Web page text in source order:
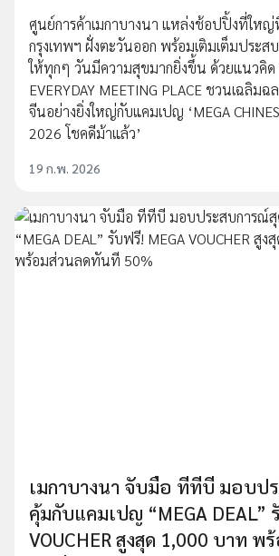
ศูนย์การค้าเมกาบางนา แหล่งช้อปปิ้งที่ให
กรุงเทพฯ ฝั่งตะวันออก พร้อมเติมเต็มประส
ให้ทุกๆ วันมีความสุขมากยิ่งขึ้น ด้วยแนวคิด
EVERYDAY MEETING PLACE ชวนเฉลิม
จีนอย่างยิ่งใหญ่กับแคมเปญ ‘MEGA
2026 โชคดีม้าแล้ว’
19 ก.พ. 2026
เมกาบางนา จับมือ ทีทีบี มอบป
คุ้มกับแคมเปญ “MEGA DEAL”
VOUCHER สูงสุด 1,000 บาท พ